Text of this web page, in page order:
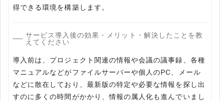
得できる環境を構築します。
サービス導入後の効果・メリット・解決したことを教
えてください
導入前は、プロジェクト関連の情報や会議の議事録、各種
マニュアルなどがファイルサーバーや個人のPC、メール
などに散在しており、最新版の特定や必要な情報を探し出
すのに多くの時間がかかり、情報の属人化も進んでいまし